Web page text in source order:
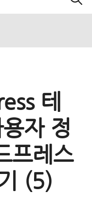
테
자 정
프레스
(5)